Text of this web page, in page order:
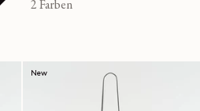
Preis
2 Farben
New